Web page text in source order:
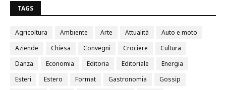
TAGS
Agricoltura Ambiente Arte Attualità
Auto e moto
Aziende
Chiesa Convegni Crociere
Cultura
Danza
Economia Editoria Editoriale
Energia
Esteri
Estero Format Gastronomia
Gossip